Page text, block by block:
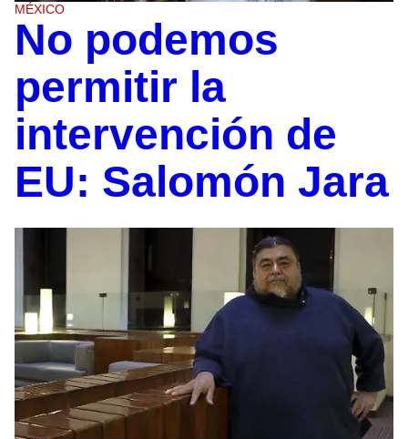
MÉXICO
No podemos
permitir la
intervención de
EU: Salomón Jara